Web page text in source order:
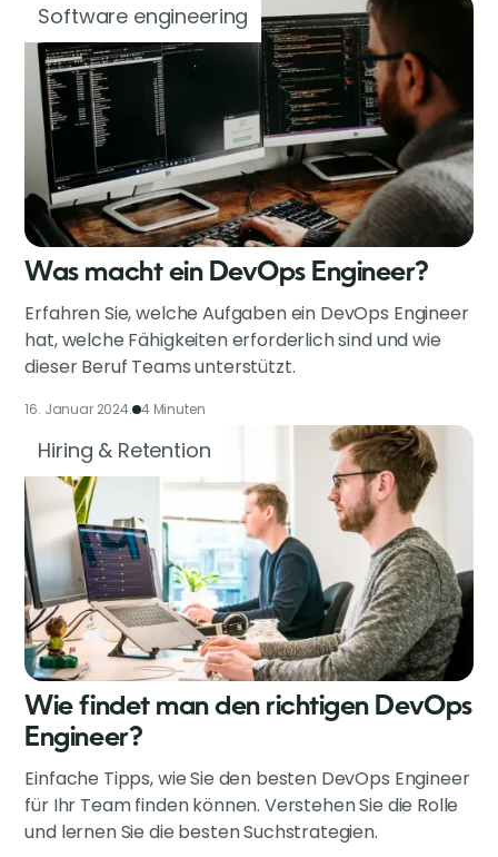
Software engineering
Was macht ein DevOps Engineer?
Erfahren Sie, welche Aufgaben ein DevOps Engineer
hat, welche Fähigkeiten erforderlich sind und wie
dieser Beruf Teams unterstützt.
16. Januar 2024. 4 Minuten
Hiring & Retention
Wie findet man den richtigen DevOps
Engineer?
Einfache Tipps, wie Sie den besten DevOps Engineer
für Ihr Team finden können. Verstehen Sie die Rolle
und lernen Sie die besten Suchstrategien.